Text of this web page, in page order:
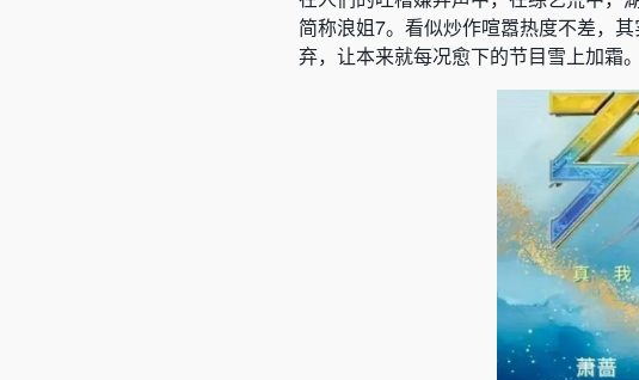
简称浪姐7。看似炒作喧嚣热度不差，
弃，让本来就每况愈下的节目雪上加霜。